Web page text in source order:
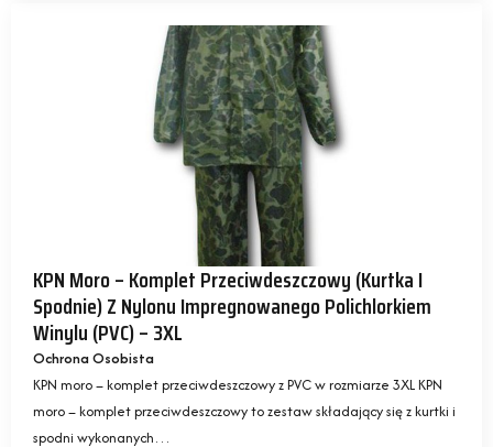
KPN Moro – Komplet Przeciwdeszczowy (kurtka I
Spodnie) Z Nylonu Impregnowanego Polichlorkiem
Winylu (PVC) – 3XL
Ochrona Osobista
KPN moro – komplet przeciwdeszczowy z PVC w rozmiarze 3XL KPN
moro – komplet przeciwdeszczowy to zestaw składający się z kurtki i
spodni wykonanych…